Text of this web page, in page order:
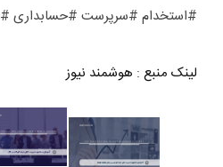
#استخدام #سرپرست #حسابداری
لینک منبع : هوشمند نیوز